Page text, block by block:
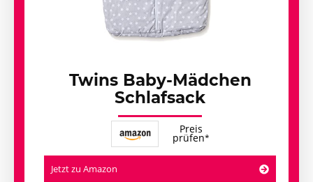
Twins Baby-Mädchen
Schlafsack
Preis
prüfen
Jetzt zu Amazon